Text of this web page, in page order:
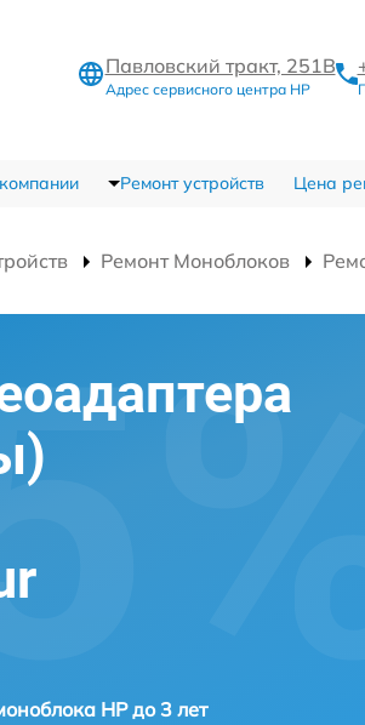
Павловский тракт, 251В
Адрес сервисного центра HP
Ремонт устройств Цена
Ремонт Моноблоков
HP до 3 лет